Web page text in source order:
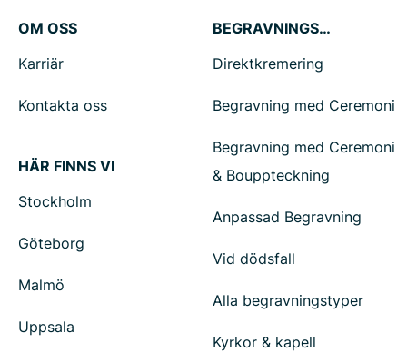
OM OSS
Karriär
Kontakta oss
HÄR FINNS VI
Stockholm
Göteborg
Malmö
Uppsala
BEGRAVNINGSTJÄNSTER
Direktkremering
Begravning med Ceremoni
Begravning med Ceremoni
& Bouppteckning
Anpassad Begravning
Vid dödsfall
Alla begravningstyper
Kyrkor & kapell